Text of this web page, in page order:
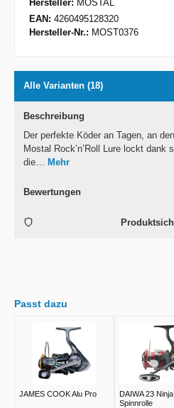
Hersteller: MOSTAL
EAN: 4260495128320
Hersteller-Nr.: MOST0376
Alle Varianten (18)
Beschreibung
Der perfekte Köder an Tagen, an
Mostal Rock’n’Roll Lure lockt dank
die… Mehr
Bewertungen
Passt dazu
JAMES COOK Alu Pro
DAIWA 23
Spinnrolle